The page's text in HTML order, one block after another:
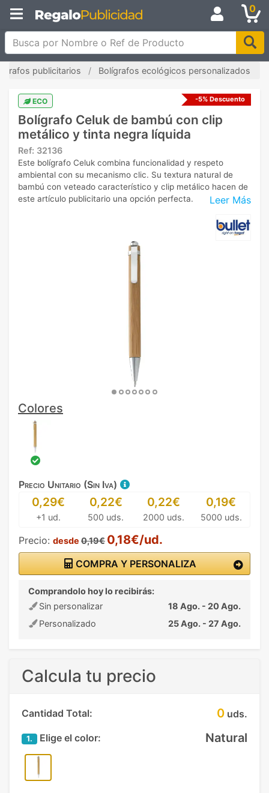
0
Busca por Nombre o Ref de Producto
publicitarios Bolígrafos ecológicos personalizados
ECO -5% Descuento
Bolígrafo Celuk de bambú con clip
metálico y tinta negra líquida
Ref: 32136
Leer Más
Este bolígrafo Celuk combina funcionalidad y respeto
ambiental con su mecanismo clic. Su textura natural de
bambú con veteado característico y clip metálico hacen de
este artículo publicitario una opción perfecta.
Colores
Precio Unitario (Sin Iva)
0,29€
+1 ud.
0,22€
500 uds.
0,22€
2000 uds.
0,19€
5000 uds.
Precio: desde 0,19€ 0,18€/ud.
COMPRA Y PERSONALIZA
Comprandolo hoy lo recibirás:
Sin personalizar
18 Ago. - 20 Ago.
Personalizado
25 Ago. - 27 Ago.
Calcula tu precio
Cantidad Total: 0 uds.
1. Elige el color: Natural